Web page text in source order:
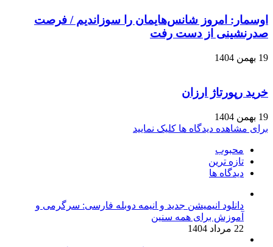
اوسمار: امروز شانس‌هایمان را سوزاندیم / فرصت
صدرنشینی از دست رفت
19 بهمن 1404
خرید رپورتاژ ارزان
19 بهمن 1404
برای مشاهده دیدگاه ها کلیک نمایید
محبوب
تازه ترین
دیدگاه ها
دانلود انیمیشن جدید و انیمه دوبله فارسی: سرگرمی و
آموزش برای همه سنین
22 مرداد 1404